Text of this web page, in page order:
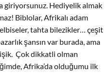
giriyorsunuz. Hediyelik almak
Biblolar, Afrikalı adam
tahta bilezikler… çeşit
şansın var burada, ama
Çok dikkatli olman
Afrika’da olduğumu ilk